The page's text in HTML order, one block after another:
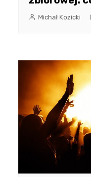
Michał Kozicki